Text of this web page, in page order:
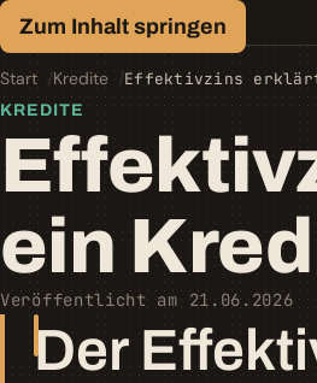
Zum Inhalt springen
Finanz-Lexikon
Geld, einfach erklärt.
Start Kredite Effektivzins
KREDITE
ein
Veröffentlicht am 21.06.2026
Der